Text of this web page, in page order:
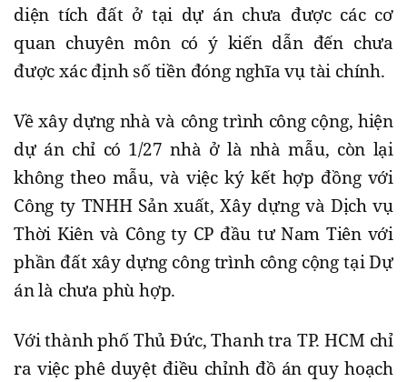
diện tích đất ở tại dự án chưa được các cơ
quan chuyên môn có ý kiến dẫn đến chưa
được xác định số tiền đóng nghĩa vụ tài chính.
Về xây dựng nhà và công trình công cộng, hiện
dự án chỉ có 1/27 nhà ở là nhà mẫu, còn lại
không theo mẫu, và việc ký kết hợp đồng với
Công ty TNHH Sản xuất, Xây dựng và Dịch vụ
Thời Kiên và Công ty CP đầu tư Nam Tiên với
phần đất xây dựng công trình công cộng tại Dự
án là chưa phù hợp.
Với thành phố Thủ Đức, Thanh tra TP. HCM chỉ
ra việc phê duyệt điều chỉnh đồ án quy hoạch